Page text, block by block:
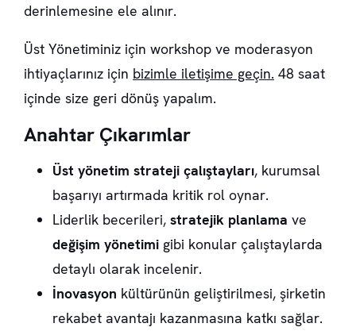
derinlemesine ele alınır.
Üst Yönetiminiz için workshop ve moderasyon
ihtiyaçlarınız için bizimle iletişime geçin. 48 saat
içinde size geri dönüş yapalım.
Anahtar Çıkarımlar
Üst yönetim strateji çalıştayları, kurumsal
başarıyı artırmada kritik rol oynar.
Liderlik becerileri, stratejik planlama ve
değişim yönetimi gibi konular çalıştaylarda
detaylı olarak incelenir.
İnovasyon kültürünün geliştirilmesi, şirketin
rekabet avantajı kazanmasına katkı sağlar.